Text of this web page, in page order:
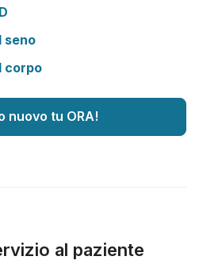
seno
corpo
nuovo tu ORA!
al paziente